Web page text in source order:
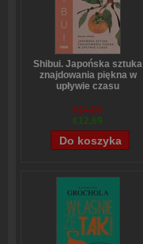
Shibui. Japońska sztuka
znajdowania piękna w
upływie czasu
€14,89
€12,69